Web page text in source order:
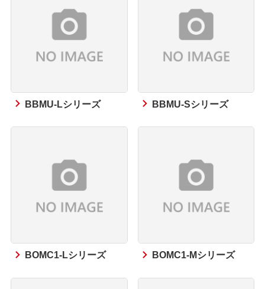
BBMU-Lシリーズ BBMU-Sシリーズ
BOMC1-Lシリーズ BOMC1-Mシリーズ